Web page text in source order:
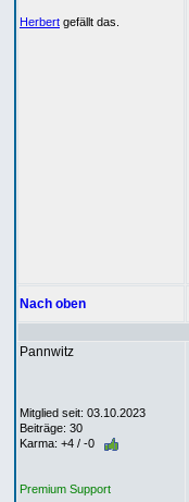
Herbert gefällt das.
Nach oben
Pannwitz
Mitglied seit: 03.10.2023
Beiträge: 30
Karma: +4 / -0
Premium Support